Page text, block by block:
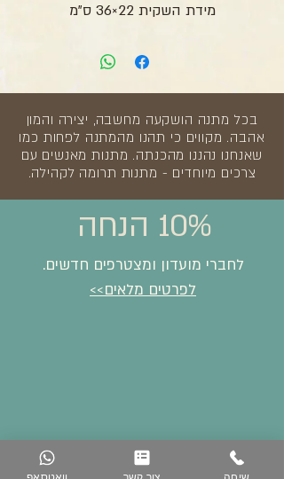
מידת השקית 22×36 ס”מ
בכל מתנה הושקעה מחשבה, יצירה והמון
אהבה. מקווים כי תהנו מהמתנה לפחות כמו
שאנחנו נהננו מהכנתה. מתנות מאנשים עם
צרכים מיוחדים - מתנות תרומה לקהילה.
10% הנחה
לחברי מועדון ומצטרפים חדשים.
לפרטים מלאים>>
וואטסאפ צור קשר שיחה